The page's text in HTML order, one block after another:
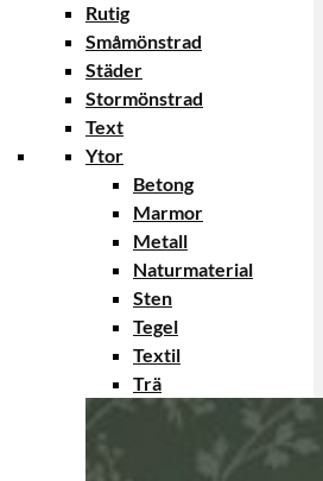
Rutig
Småmönstrad
Städer
Stormönstrad
Text
Ytor
Betong
Marmor
Metall
Naturmaterial
Sten
Tegel
Textil
Trä